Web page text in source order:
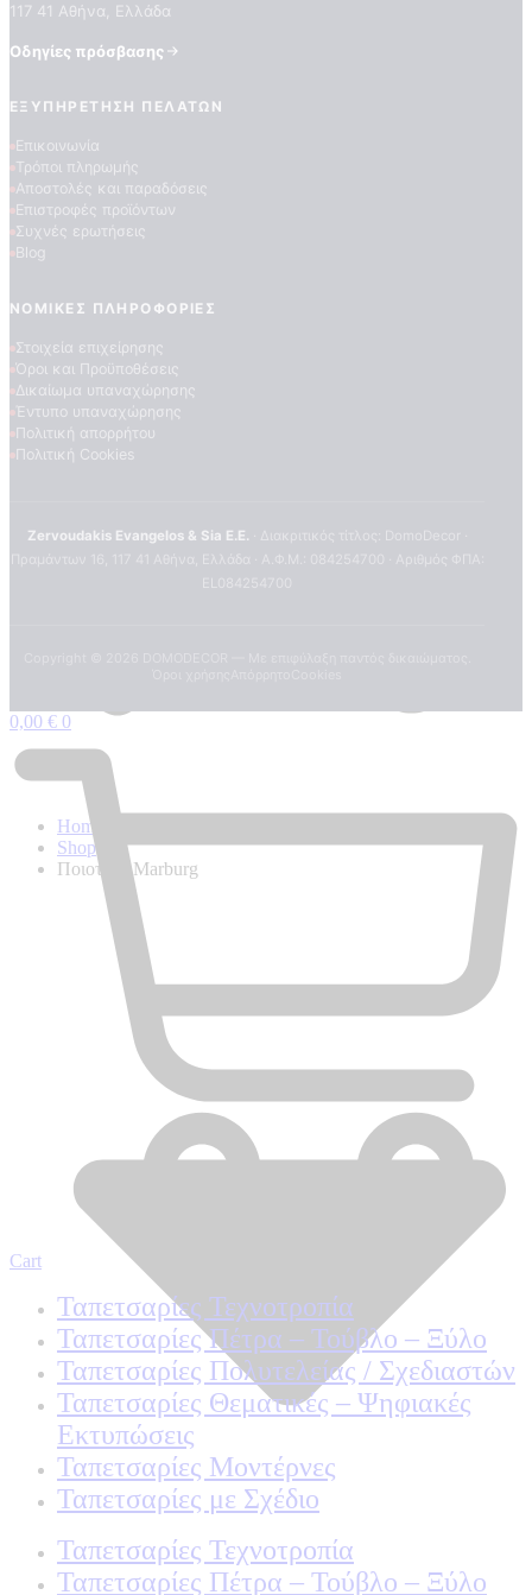
Home
Shop
Ποιοτητα Marburg
117 41 Αθήνα, Ελλάδα
Οδηγίες πρόσβασης
ΕΞΥΠΗΡΈΤΗΣΗ ΠΕΛΑΤΏΝ
Επικοινωνία
Τρόποι πληρωμής
Αποστολές και παραδόσεις
Επιστροφές προϊόντων
Συχνές ερωτήσεις
Blog
ΝΟΜΙΚΈΣ ΠΛΗΡΟΦΟΡΊΕΣ
Στοιχεία επιχείρησης
Όροι και Προϋποθέσεις
Δικαίωμα υπαναχώρησης
Έντυπο υπαναχώρησης
Πολιτική απορρήτου
Πολιτική Cookies
Zervoudakis Evangelos & Sia E.E.
0,00 € 0
Cart
Ταπετσαρίες Τεχνοτροπία
Ταπετσαρίες Πέτρα – Τούβλο – Ξύλο
Ταπετσαρίες Πολυτελείας / Σχεδιαστών
Ταπετσαρίες Θεματικές – Ψηφιακές
Εκτυπώσεις
Ταπετσαρίες Μοντέρνες
Ταπετσαρίες με Σχέδιο
Ταπετσαρίες Τεχνοτροπία
Ταπετσαρίες Πέτρα – Τούβλο – Ξύλο